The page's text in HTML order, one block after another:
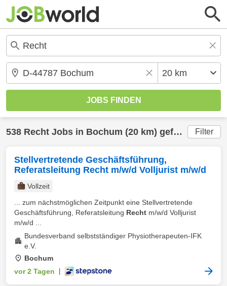
538 Recht Jobs in Bochum (20 km) gefunden Filter
Stellvertretende Geschäftsführung,
Referatsleitung Recht m/w/d Volljurist m/w/d
Vollzeit
... zum nächstmöglichen Zeitpunkt eine Stellvertretende
Geschäftsführung, Referatsleitung Recht m/w/d Volljurist
m/w/d ...
Bundesverband selbstständiger Physiotherapeuten-IFK
e.V.
Bochum
vor 2 Tagen